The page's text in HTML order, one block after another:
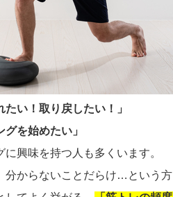
い！取り戻したい！」
を始めたい」
興味を持つ人も多くいます。
分からないことだらけ…という方